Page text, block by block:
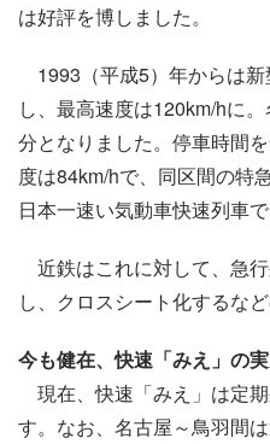
は好評を博しました。
1993（平成5）年からは
し、最高速度は120km/hに
分となりました。停車時間
度は84km/hで、同区間の特
日本一速い気動車快速列車で
近鉄はこれに対して、急
し、クロスシート化するな
今も健在、快速「みえ」の
現在、快速「みえ」は定
す。なお、名古屋～鳥羽間